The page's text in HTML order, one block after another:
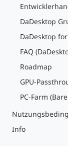
DaDesktop
DaDesktop
FAQ
Roadmap
GPU-
PC-Farm
Info